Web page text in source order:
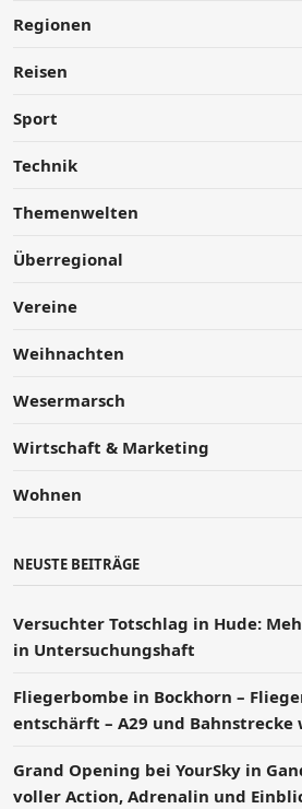
Regionen
Reisen
Sport
Technik
Themenwelten
Überregional
Vereine
Weihnachten
Wesermarsch
Wirtschaft & Marketing
Wohnen
NEUSTE BEITRÄGE
Versucht­er Totschlag in Hude:
in Untersuchungshaft
Fliegerbombe in Bockhorn –
entschärft – A29 und Bahnstrecke
Grand Opening bei YourSky in
voller Action, Adrenalin und